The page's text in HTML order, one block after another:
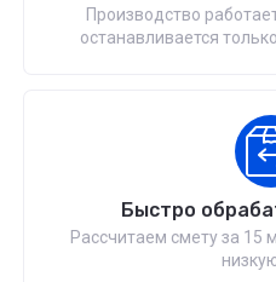
Производство
останавливается
Быстро
Рассчитаем смету за 15